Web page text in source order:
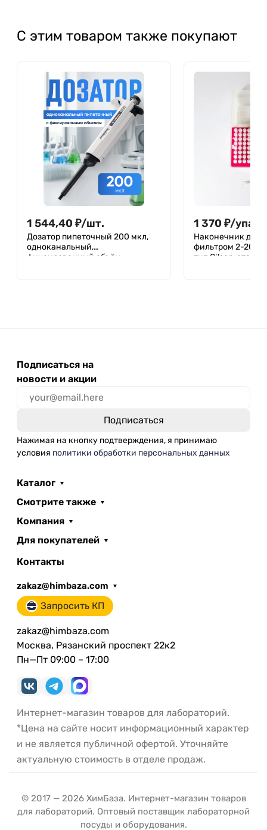
С этим товаром также покупают
1 544,40 ₽/шт.
Дозатор пипеточный 200 мкл,
одноканальный,
фиксированный объём,
1 370 ₽/упак.
Наконечник для
фильтром 2-200
тип Gilson,
Подписаться на
новости и акции
Нажимая на кнопку подтверждения, я принимаю
условия политики обработки персональных данных
Каталог
Смотрите также
Компания
Для покупателей
Контакты
zakaz@himbaza.com
Запросить КП
zakaz@himbaza.com
Москва, Рязанский проспект 22к2
Пн—Пт 09:00 – 17:00
Интернет-магазин товаров для лабораторий.
*Цена на сайте носит информационный характер
и не является публичной офертой. Уточняйте
актуальную стоимость в отделе продаж.
© 2017 — 2026 ХимБаза. Интернет-магазин товаров
для лабораторий. Оптовый поставщик лабораторной
посуды и оборудования.